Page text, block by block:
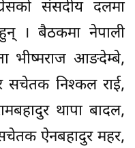
संसदीय दलमा
। बैठकमा नेपाली
भीष्मराज आङदेम्बे,
सचेतक निश्कल राई,
थापा बादल,
ऐनबहादुर महर,